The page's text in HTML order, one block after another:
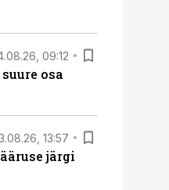
09:12
osa
13:57
järgi